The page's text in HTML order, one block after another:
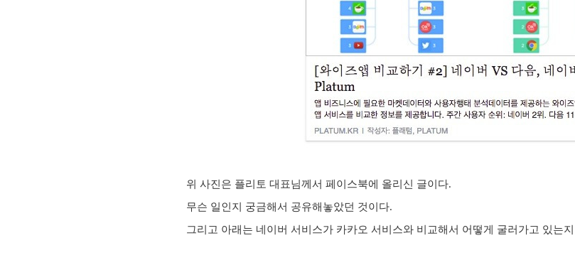
위 사진은 플리토 대표님께서 페이스북에 올리신 글이다.
무슨 일인지 궁금해서 공유해놓았던 것이다.
그리고 아래는 네이버 서비스가 카카오 서비스와 비교해서 어떻게 굴러가고 있는